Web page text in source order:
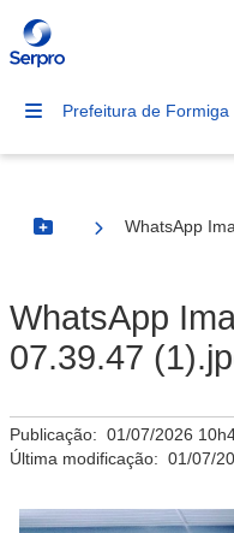
Prefeitura de Formiga
Botão Menu
WhatsApp
WhatsApp
07.39.47
Publicação: 01/07/2026
Última modificação: 01/07/